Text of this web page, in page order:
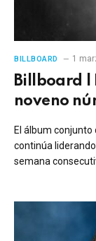
BILLBOARD 1
Billboard |
noveno
El álbum conjunto
continúa
semana